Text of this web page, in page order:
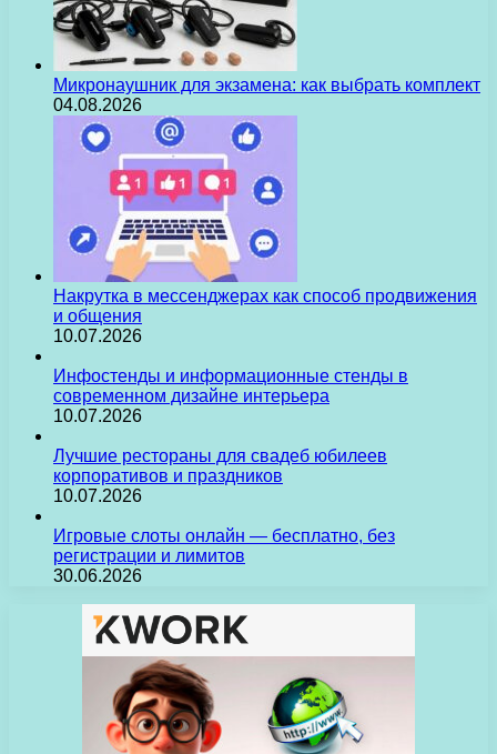
Микронаушник для экзамена: как выбрать комплект
04.08.2026
Накрутка в мессенджерах как способ продвижения
и общения
10.07.2026
Инфостенды и информационные стенды в
современном дизайне интерьера
10.07.2026
Лучшие рестораны для свадеб юбилеев
корпоративов и праздников
10.07.2026
Игровые слоты онлайн — бесплатно, без
регистрации и лимитов
30.06.2026